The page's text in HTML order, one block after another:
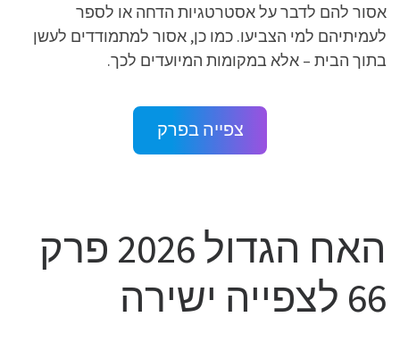
אסור להם לדבר על אסטרטגיות הדחה או לספר
לעמיתיהם למי הצביעו. כמו כן, אסור למתמודדים לעשן
בתוך הבית – אלא במקומות המיועדים לכך.
צפייה בפרק
האח הגדול 2026 פרק
66 לצפייה ישירה